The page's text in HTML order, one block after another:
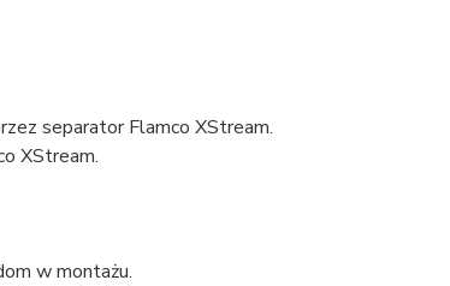
separator Flamco XStream.
XStream.
w montażu.